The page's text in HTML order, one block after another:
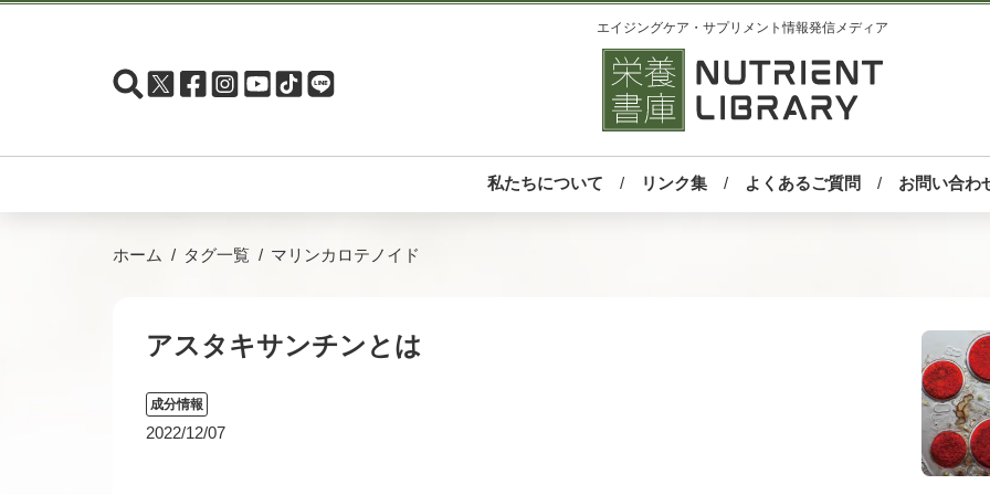
エイジングケア・サプリメント情報発信メディア
私たちについて リンク集 よくあるご質問 お問い合わ
ホーム タグ一覧 マリンカロテノイド
アスタキサンチンとは
成分情報
2022/12/07